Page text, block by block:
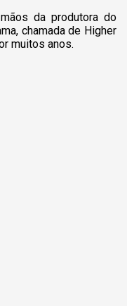
da produtora do
chamada de Higher
muitos anos.